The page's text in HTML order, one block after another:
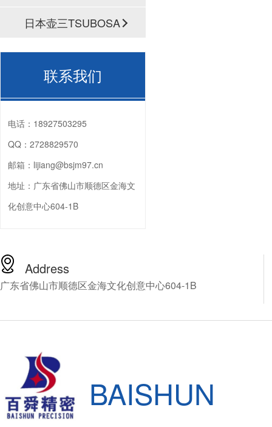
日本壶三TSUBOSA
N
联系我们
电话： 18927503295
QQ： 2728829570
邮箱： lijiang@bsjm97.cn
地址： 广东省佛山市顺德区金海文
化创意中心604-1B
Address
广东省佛山市顺德区金海文化创意中心604-1B
BAISHUN